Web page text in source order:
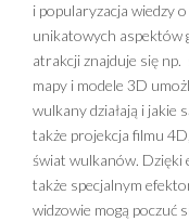
i popularyzacja wiedzy
unikatowych aspektów
atrakcji znajduje się
mapy i modele 3D
wulkany działają i jakie
także projekcja filmu
świat wulkanów. Dzięki
także specjalnym
widzowie mogą poczuć